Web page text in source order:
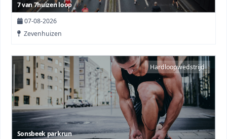
7 van 7huizen loop
07-08-2026
Zevenhuizen
Hardloopwedstrijd
Sonsbeek parkrun